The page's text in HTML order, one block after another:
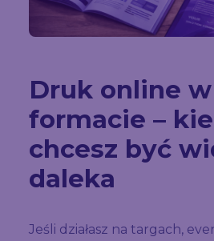
Druk online
formacie –
chcesz być
daleka
Jeśli działasz na targach,